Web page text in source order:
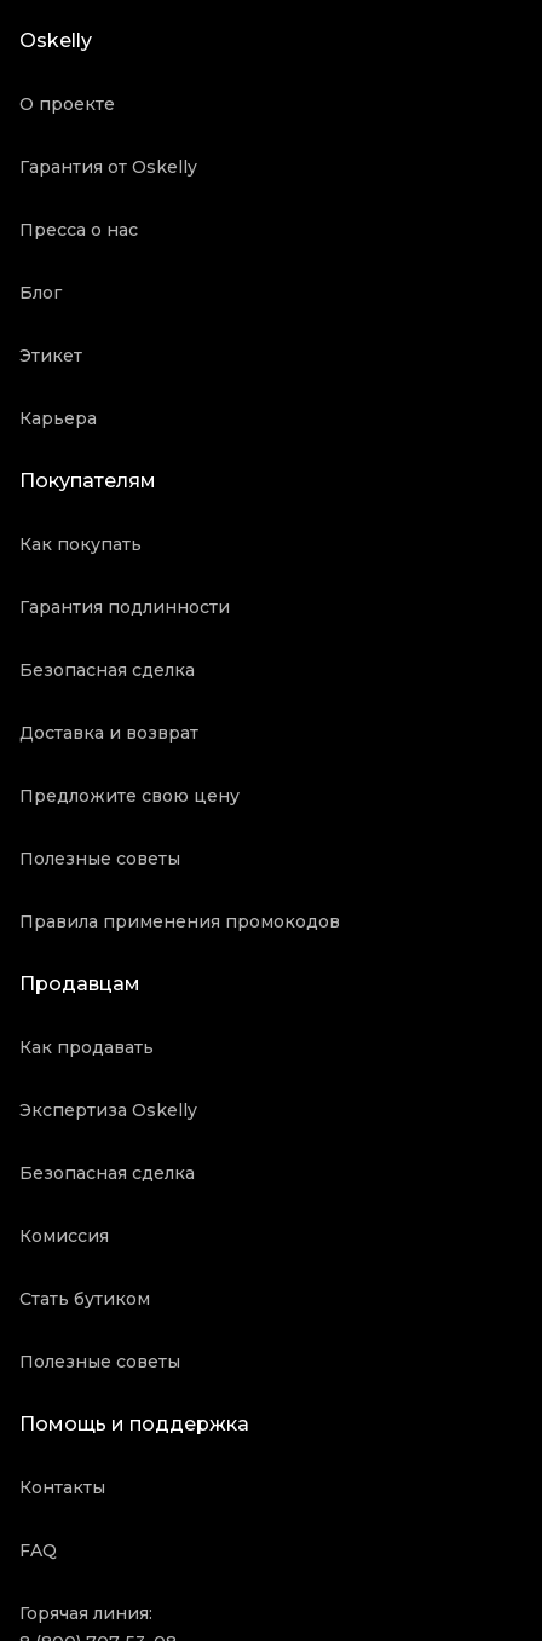
Продавец
Oskelly
О проекте
Гарантия от Oskelly
Пресса о нас
Блог
Этикет
Карьера
Покупателям
Как покупать
Гарантия подлинности
Безопасная сделка
Доставка и возврат
Предложите свою цену
Полезные советы
Правила применения промокодов
Продавцам
Как продавать
Экспертиза Oskelly
Безопасная сделка
Комиссия
Стать бутиком
Полезные советы
Помощь и поддержка
Контакты
FAQ
Горячая линия: